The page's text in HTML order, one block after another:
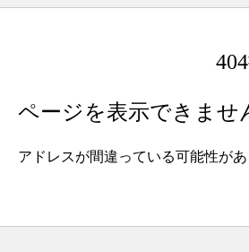
ページを表示できませ
アドレスが間違っている可能性が